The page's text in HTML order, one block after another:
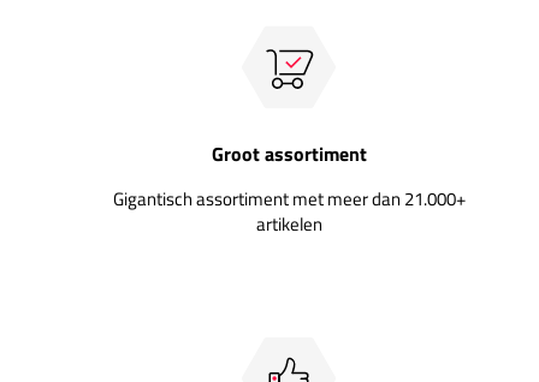
Groot assortiment
Gigantisch assortiment met meer dan 21.000+
artikelen